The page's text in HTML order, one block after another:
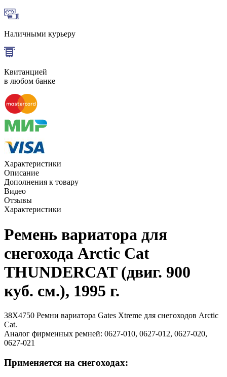
Наличными курьеру
Квитанцией
в любом банке
Характеристики
Описание
Дополнения к товару
Видео
Отзывы
Характеристики
Ремень вариатора для
снегохода Arctic Cat
THUNDERCAT (двиг. 900
куб. см.), 1995 г.
38X4750 Ремни вариатора Gates Xtreme для снегоходов Arctic
Cat.
Аналог фирменных ремней: 0627-010, 0627-012, 0627-020,
0627-021
Применяется на снегоходах: